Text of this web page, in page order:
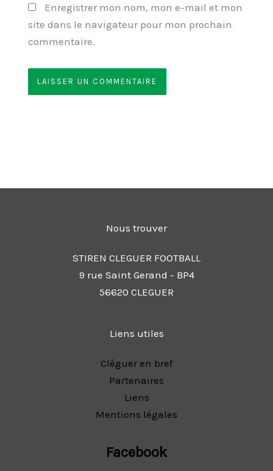
Enregistrer mon nom, mon e-mail et mon
site dans le navigateur pour mon prochain
commentaire.
Nous trouver
STIREN CLEGUER FOOTBALL
9 rue Saint Gerand - BP4
56620 CLEGUER
Liens utiles
Cléguer en bref
Partenaires
Liens
Mentions légales
Facebook